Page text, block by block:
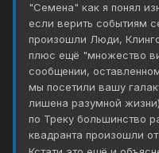
"Семена" как я понял
если верить событиям
произошли Люди,
плюс ещё "множество
сообщении,
мы посетили вашу
лишена разумной
по Треку большинство
квадранта произошли